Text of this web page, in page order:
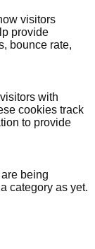
visitors
provide
bounce rate,
with
cookies track
to provide
being
category as yet.